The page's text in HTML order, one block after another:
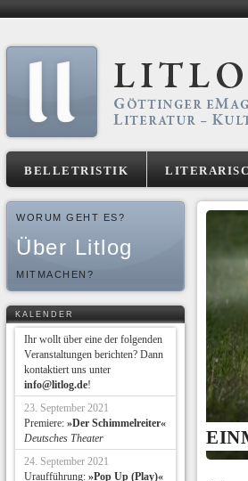
BELLETRISTIK
WORUM GEHT ES?
Über Litlog
MITMACHEN?
KALENDER
Ihr wollt über eine der folgenden
Veranstaltungen berichten? Dann
kontaktiert uns unter
info@litlog.de!
23. September 2021
Premiere: »Der Schimmelreiter«
Deutsches Theater
24. September 2021
Uraufführung: »Pop Up (Play)«